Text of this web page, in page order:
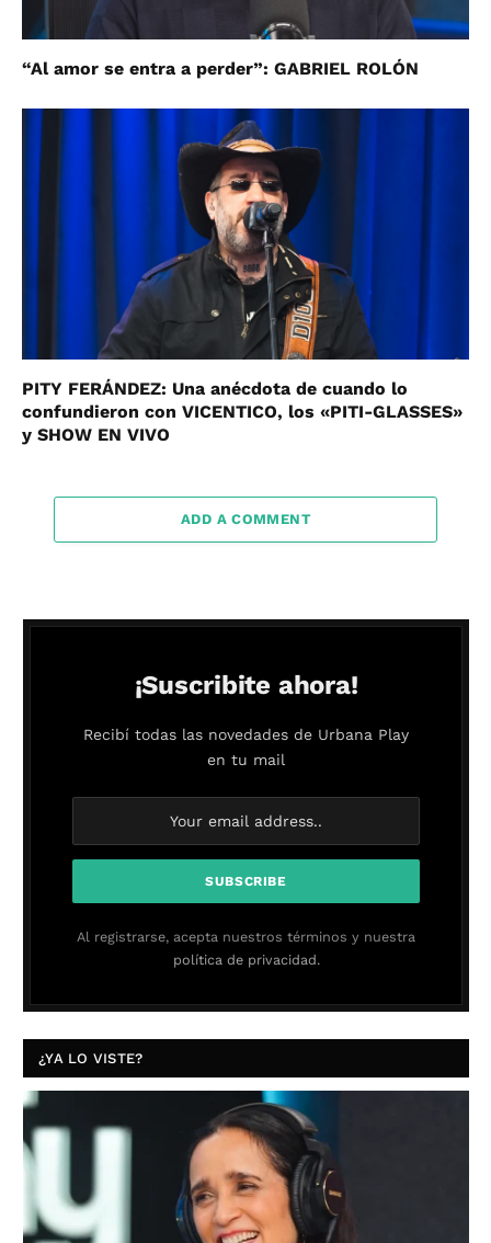
“Al amor se entra a perder”: GABRIEL ROLÓN
PITY FERÁNDEZ: Una anécdota de cuando lo
confundieron con VICENTICO, los «PITI-GLASSES»
y SHOW EN VIVO
ADD A COMMENT
¡Suscribite ahora!
Recibí todas las novedades de Urbana Play
en tu mail
Al registrarse, acepta nuestros términos y nuestra
política de privacidad.
¿YA LO VISTE?